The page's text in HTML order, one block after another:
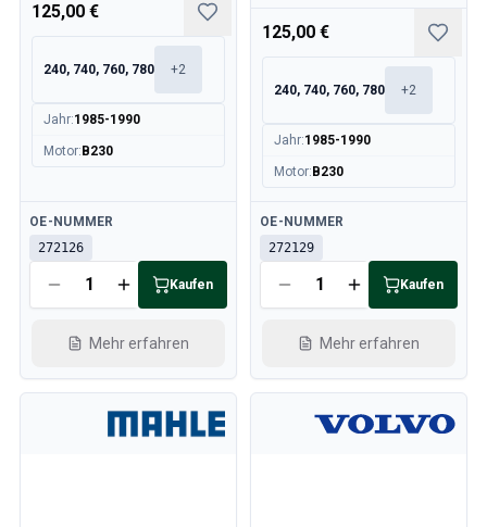
125,00 €
240, 740, 760, 780 +2
Jahr:1985-1990
Motor: B230
Verfügbar
OE-NUMMER
272126
Kaufen
Mehr erfahren
125,00 €
240, 740, 760, 780 +2
Jahr:1985-1990
Motor: B230
Verfügbar
OE-NUMMER
272129
Kaufen
Mehr erfahren